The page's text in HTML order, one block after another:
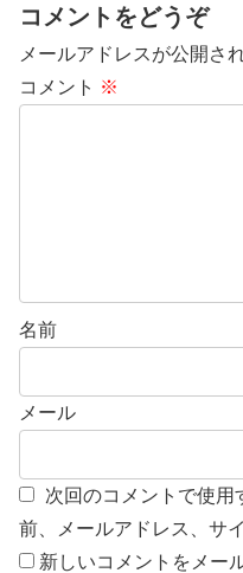
コメントをどうぞ
メールアドレスが公開さ
コメント ※
名前
メール
次回のコメントで使用
前、メールアドレス、サ
新しいコメントをメー